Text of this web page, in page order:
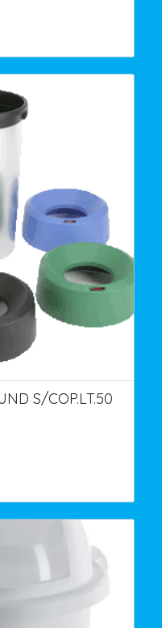
S/COP.LT.50